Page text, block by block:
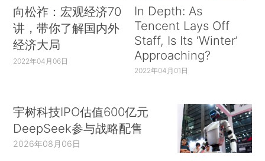
向松祚：宏观经济70
讲，带你了解国内外
经济大局
2022年04月06日
In Depth: As
Tencent Lays Off
Staff, Is Its ‘Winter’
Approaching?
2022年04月01日
宇树科技IPO估值600亿元
DeepSeek参与战略配售
2026年08月06日